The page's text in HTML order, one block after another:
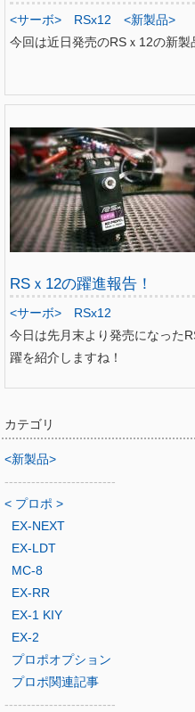
<サーボ> RSx12
<新製品>
今回は近日発売のRSｘ12の新製
RSｘ12の躍進報告！
<サーボ>
RSx12
今日は先月末より発売になった
躍を紹介しますね！
カテゴリ
<新製品>
-------------------------
< プロポ >
EX-NEXT
EX-LDT
MC-8
EX-RR
EX-1 KIY
EX-2
プロポオプション
プロポ関連記事
-------------------------